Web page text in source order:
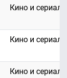
Кино и сериалы
Кино и сериалы
Кино и сериалы